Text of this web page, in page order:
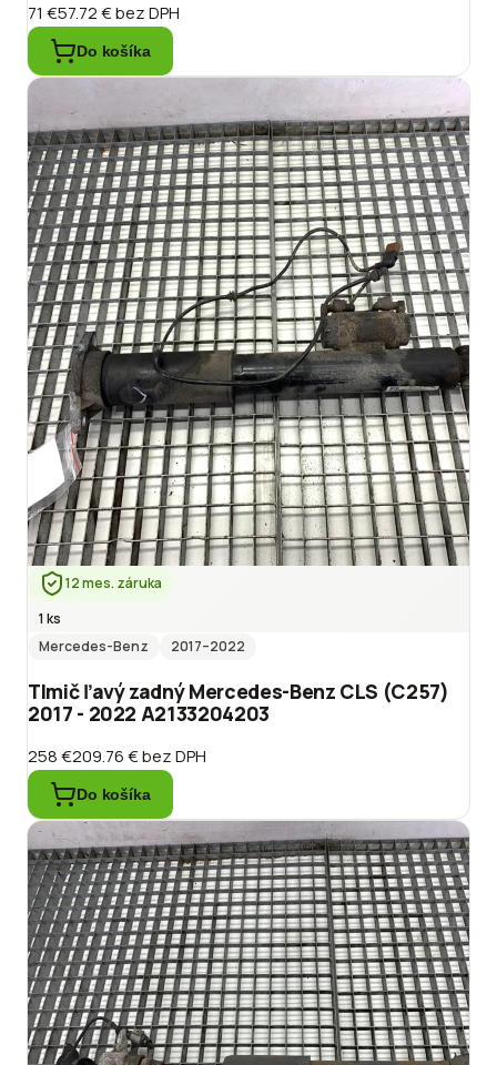
71 €57.72 €bez DPH
Do košíka
12 mes. záruka
1 ks
Mercedes-Benz
2017–2022
Tlmič ľavý zadný Mercedes-Benz CLS (C257)
2017 - 2022 A2133204203
258 €209.76 €bez DPH
Do košíka